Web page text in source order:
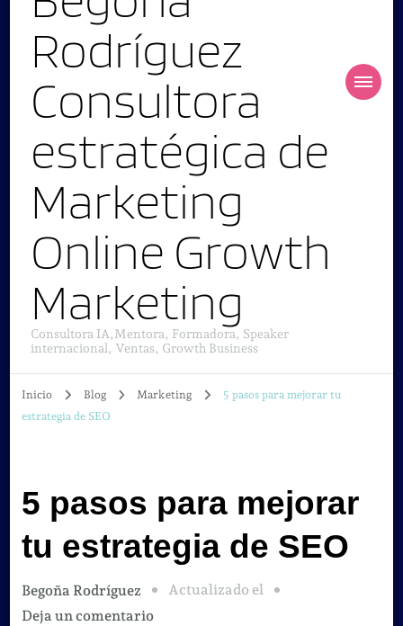
Rodríguez
Consultora
estratégica de
Marketing
Online Growth
Marketing
Consultora IA,Mentora, Formadora, Speaker
internacional, Ventas, Growth Business
Inicio Blog Marketing
5 pasos para mejorar tu
estrategia de SEO
5 pasos para mejorar
tu estrategia de SEO
Begoña Rodríguez
Actualizado el
Deja un comentarioen